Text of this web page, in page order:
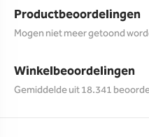
Productbeoordelingen
Mogen niet meer getoond
Winkelbeoordelingen
Gemiddelde uit 18.341